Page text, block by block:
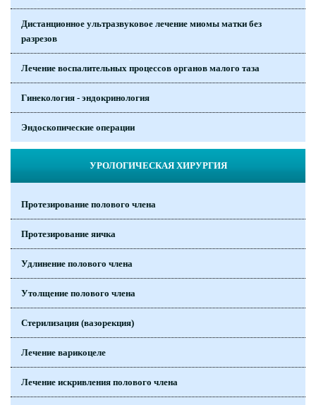
Дистанционное ультразвуковое лечение миомы матки без
разрезов
Лечение воспалительных процессов органов малого таза
Гинекология - эндокринология
Эндоскопические операции
УРОЛОГИЧЕСКАЯ ХИРУРГИЯ
Протезирование полового члена
Протезирование яичка
Удлинение полового члена
Утолщение полового члена
Стерилизация (вазорекция)
Лечение варикоцеле
Лечение искривления полового члена